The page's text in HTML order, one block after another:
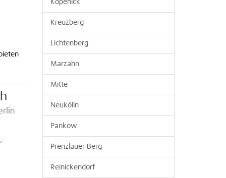
Köpenick
Kreuzberg
Lichtenberg
Marzahn
Mitte
Neukölln
Pankow
Prenzlauer Berg
Reinickendorf